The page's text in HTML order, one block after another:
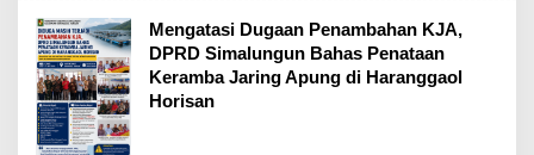
Mengatasi Dugaan Penambahan KJA,
DPRD Simalungun Bahas Penataan
Keramba Jaring Apung di Haranggaol
Horisan